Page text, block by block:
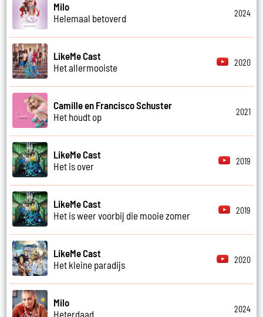
Milo
Helemaal betoverd
2024
LikeMe Cast
Het allermooiste
2020
Camille en Francisco Schuster
Het houdt op
2021
LikeMe Cast
Het is over
2019
LikeMe Cast
Het is weer voorbij die mooie zomer
2019
LikeMe Cast
Het kleine paradijs
2020
Milo
Heterdaad
2024